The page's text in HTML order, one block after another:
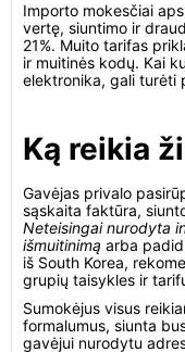
Importo mokesčiai
vertę, siuntimo ir
21%. Muito tarifas
ir muitinės kodų. Kai
elektronika, gali turėti
Ką reikia
Gavėjas privalo
sąskaita faktūra,
Neteisingai nurodyta
išmuitinimą arba
iš South Korea,
grupių taisykles ir
Sumokėjus visus
formalumus, siunta
gavėjui nurodytu